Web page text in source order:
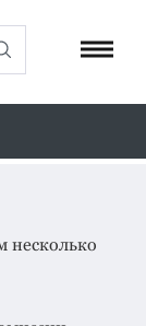
несколько